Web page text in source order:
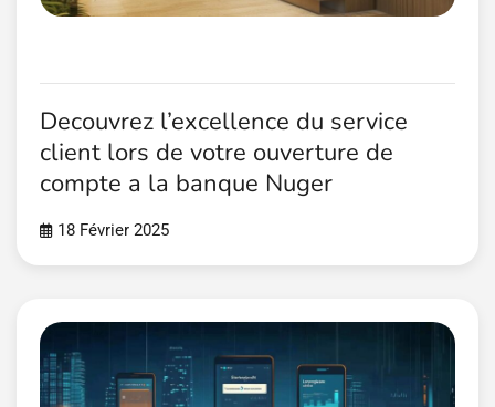
Decouvrez l’excellence du service
client lors de votre ouverture de
compte a la banque Nuger
18 Février 2025